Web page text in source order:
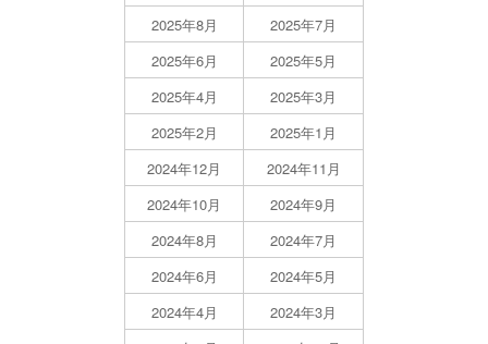
2025年8月
2025年7月
2025年6月
2025年5月
2025年4月
2025年3月
2025年2月
2025年1月
2024年12月
2024年11月
2024年10月
2024年9月
2024年8月
2024年7月
2024年6月
2024年5月
2024年4月
2024年3月